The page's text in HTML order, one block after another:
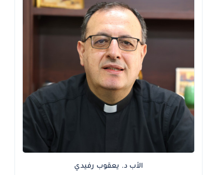
الأب د. يعقوب رفيدي